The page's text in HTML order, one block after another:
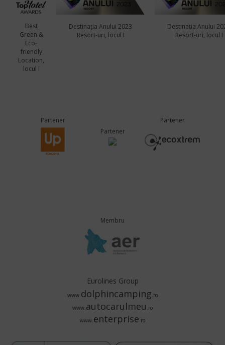
Best
Green &
Eco-
friendly
Location,
locul I
Destinația Anului 2023
Resort-uri, locul I
Destinația Anului
Resort-uri, locul I
Partener
Partener
Partener
Membru
Eurolines Group
www.dolphincamping.ro
www.autocarulmeu .ro
www.enterprise.ro